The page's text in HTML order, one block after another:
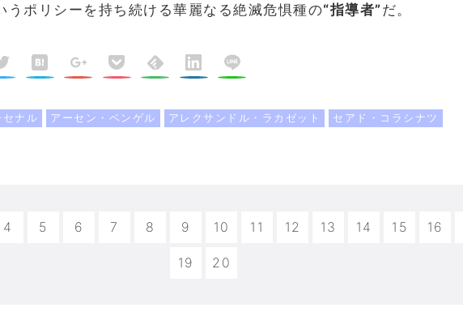
うポリシーを持ち続ける華麗なる絶滅危惧種の“指導者”だ。
セナル アーセン・ベンゲル アレクサンドル・ラカゼット セアド・コラシナツ
4 5 6 7 8 9 10 11 12 13 14 15 16
19 20